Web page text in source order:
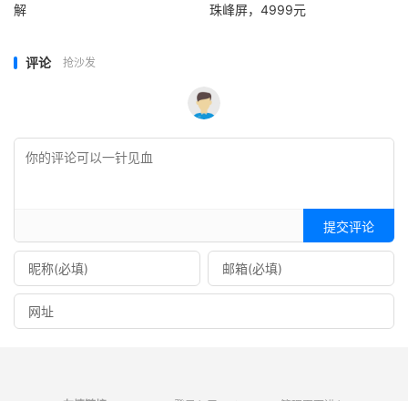
解
珠峰屏，4999元
评论 抢沙发
提交评论